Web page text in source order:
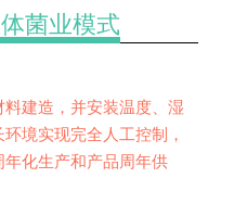
菌业模式
建造，并安装温度、湿
境实现完全人工控制，
化生产和产品周年供